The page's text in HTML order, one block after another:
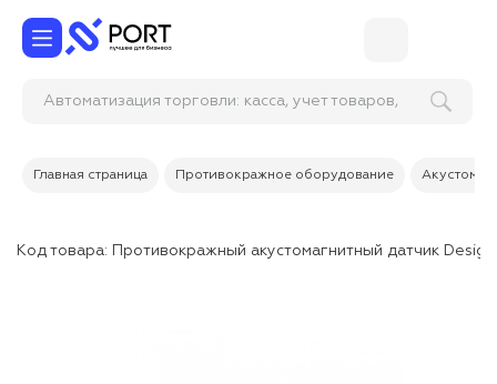
Автоматизация торговли: касса, учет товаров,
Главная страница Противокражное оборудование
Код товара: Противокражный акустомагнитный датчик